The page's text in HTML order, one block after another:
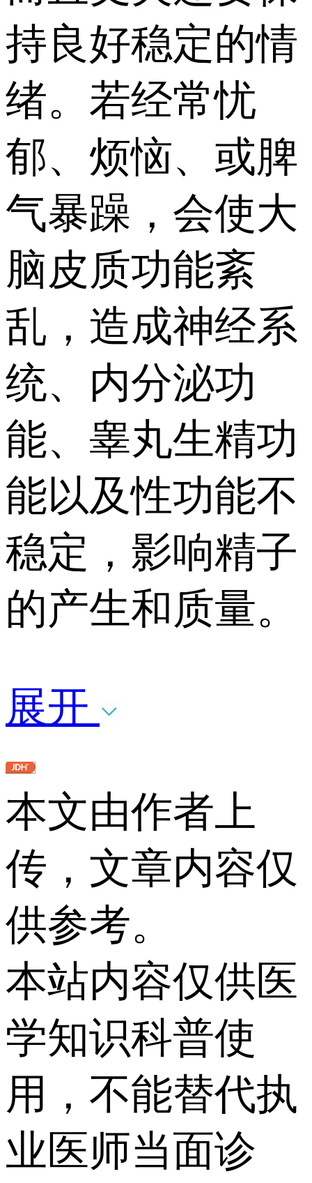
持良好稳定的情
绪。若经常忧
郁、烦恼、或脾
气暴躁，会使大
脑皮质功能紊
乱，造成神经系
统、内分泌功
能、睾丸生精功
能以及性功能不
稳定，影响精子
的产生和质量。
展开
本文由作者上
传，文章内容仅
供参考。
本站内容仅供医
学知识科普使
用，不能替代执
业医师当面诊